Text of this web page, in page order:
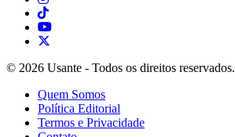
© 2026 Usante - Todos os direitos reservados.
Quem Somos
Política Editorial
Termos e Privacidade